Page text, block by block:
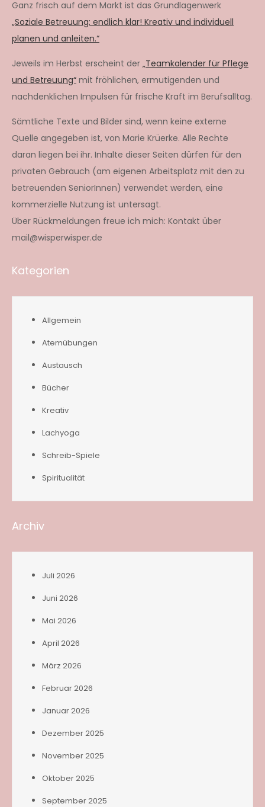
Ganz frisch auf dem Markt ist das Grundlagenwerk
„Soziale Betreuung: endlich klar! Kreativ und individuell
planen und anleiten.“
Jeweils im Herbst erscheint der „Teamkalender für Pflege
und Betreuung“ mit fröhlichen, ermutigenden und
nachdenklichen Impulsen für frische Kraft im Berufsalltag.
Sämtliche Texte und Bilder sind, wenn keine externe
Quelle angegeben ist, von Marie Krüerke. Alle Rechte
daran liegen bei ihr. Inhalte dieser Seiten dürfen für den
privaten Gebrauch (am eigenen Arbeitsplatz mit den zu
betreuenden SeniorInnen) verwendet werden, eine
kommerzielle Nutzung ist untersagt.
Über Rückmeldungen freue ich mich: Kontakt über
mail@wisperwisper.de
Kategorien
Allgemein
Atemübungen
Austausch
Bücher
Kreativ
Lachyoga
Schreib-Spiele
Spiritualität
Archiv
Juli 2026
Juni 2026
Mai 2026
April 2026
März 2026
Februar 2026
Januar 2026
Dezember 2025
November 2025
Oktober 2025
September 2025